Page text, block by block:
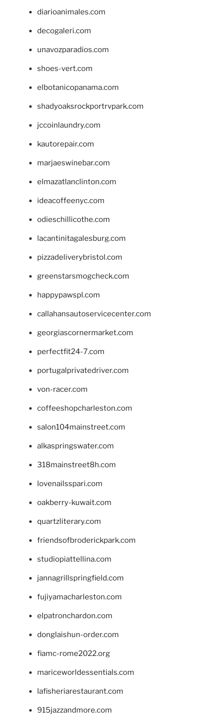
diarioanimales.com
decogaleri.com
unavozparadios.com
shoes-vert.com
elbotanicopanama.com
shadyoaksrockportrvpark.com
jccoinlaundry.com
kautorepair.com
marjaeswinebar.com
elmazatlanclinton.com
ideacoffeenyc.com
odieschillicothe.com
lacantinitagalesburg.com
pizzadeliverybristol.com
greenstarsmogcheck.com
happypawspl.com
callahansautoservicecenter.com
georgiascornermarket.com
perfectfit24-7.com
portugalprivatedriver.com
von-racer.com
coffeeshopcharleston.com
salon104mainstreet.com
alkaspringswater.com
318mainstreet8h.com
lovenailsspari.com
oakberry-kuwait.com
quartzliterary.com
friendsofbroderickpark.com
studiopiattellina.com
jannagrillspringfield.com
fujiyamacharleston.com
elpatronchardon.com
donglaishun-order.com
fiamc-rome2022.org
mariceworldessentials.com
lafisheriarestaurant.com
915jazzandmore.com